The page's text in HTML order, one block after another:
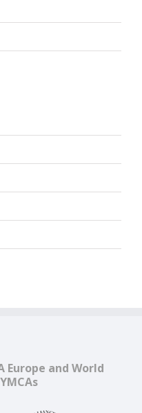
Europe and World